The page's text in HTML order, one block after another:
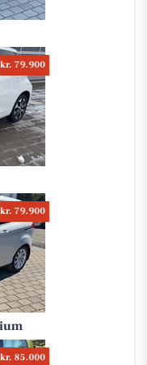
kr. 79.900
kr. 79.900
kr. 85.000